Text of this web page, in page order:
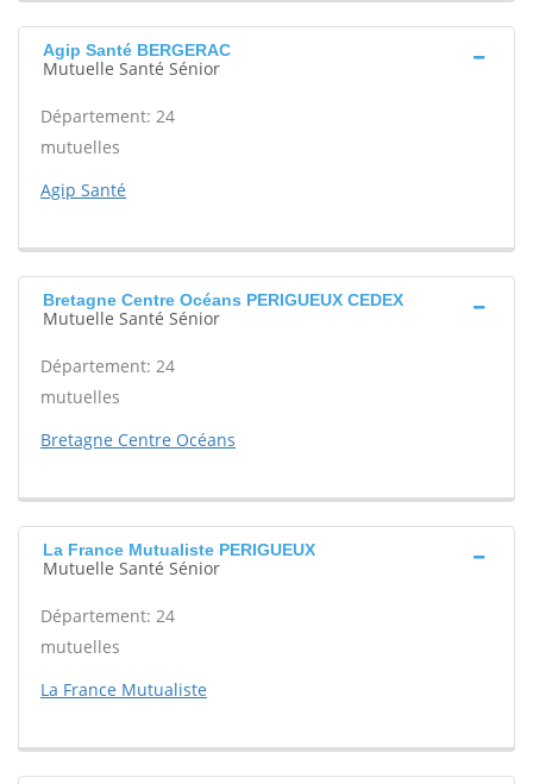
Agip Santé BERGERAC
Mutuelle Santé Sénior
Département: 24
mutuelles
Agip Santé
Bretagne Centre Océans PERIGUEUX CEDEX
Mutuelle Santé Sénior
Département: 24
mutuelles
Bretagne Centre Océans
La France Mutualiste PERIGUEUX
Mutuelle Santé Sénior
Département: 24
mutuelles
La France Mutualiste